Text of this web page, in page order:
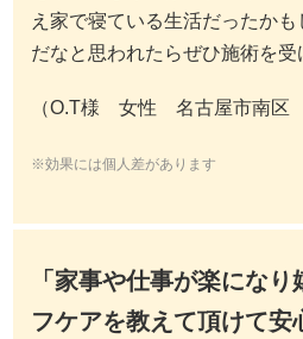
え家で寝ている生活だったか
だなと思われたらぜひ施術を受
（O.T様 女性 名古屋市南区
※効果には個人差があります
「家事や仕事が楽にな
フケアを教えて頂けて安